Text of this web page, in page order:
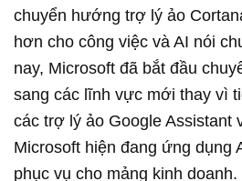
chuyển hướng trợ lý ảo
hơn cho công việc và AI nói
nay, Microsoft đã bắt đầu
sang các lĩnh vực mới thay vì
các trợ lý ảo Google Assistant
Microsoft hiện đang ứng dụng
phục vụ cho mảng kinh doanh.